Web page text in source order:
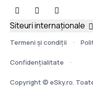
Termeni şi condiţii
Confidențialitate
Copyright © eSky.ro.
Siteuri internaționale